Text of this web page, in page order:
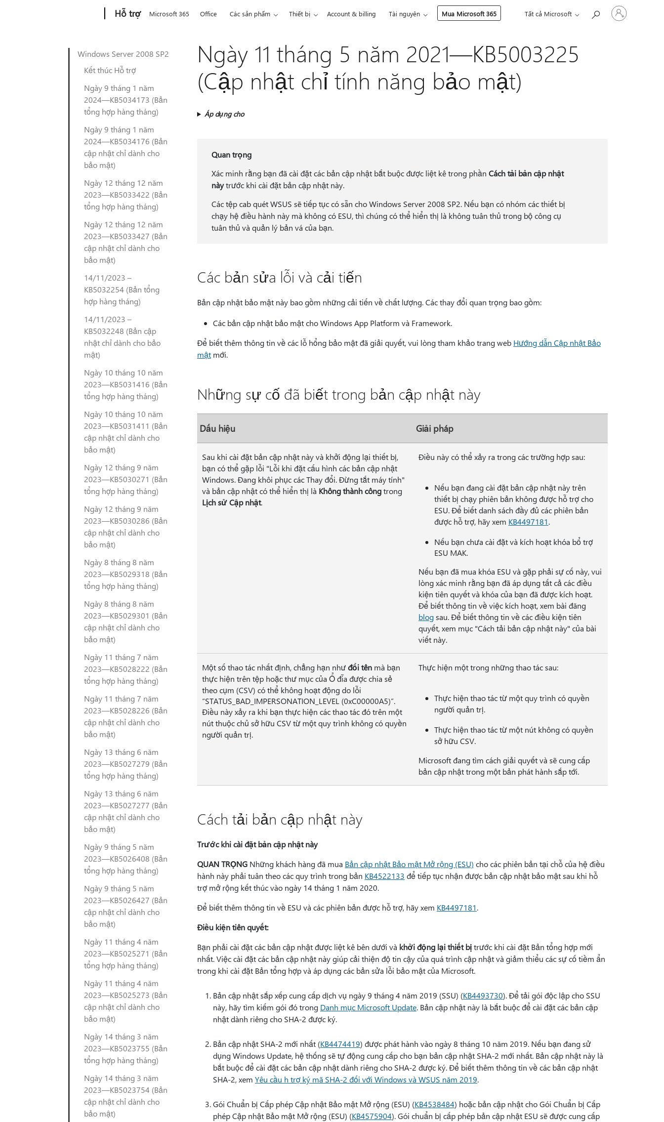
Hỗ trợ Microsoft 365 Office Các sản phẩm Thiết bị Account & billing Tài nguyên Mua Microsoft 365 Tất cả Microsoft
Đăng
nhập
Windows Server 2008 SP2
Kết thúc Hỗ trợ
Ngày 9 tháng 1 năm
2024—KB5034173 (Bản
tổng hợp hàng tháng)
Ngày 9 tháng 1 năm
2024—KB5034176 (Bản
cập nhật chỉ dành cho
bảo mật)
Ngày 12 tháng 12 năm
2023—KB5033422 (Bản
tổng hợp hàng tháng)
Ngày 12 tháng 12 năm
2023—KB5033427 (Bản
cập nhật chỉ dành cho
bảo mật)
14/11/2023 –
KB5032254 (Bản tổng
hợp hàng tháng)
14/11/2023 –
KB5032248 (Bản cập
nhật chỉ dành cho bảo
mật)
Ngày 10 tháng 10 năm
2023—KB5031416 (Bản
tổng hợp hàng tháng)
Ngày 10 tháng 10 năm
2023—KB5031411 (Bản
cập nhật chỉ dành cho
bảo mật)
Ngày 12 tháng 9 năm
2023—KB5030271 (Bản
tổng hợp hàng tháng)
Ngày 12 tháng 9 năm
2023—KB5030286 (Bản
cập nhật chỉ dành cho
bảo mật)
Ngày 8 tháng 8 năm
2023—KB5029318 (Bản
tổng hợp hàng tháng)
Ngày 8 tháng 8 năm
2023—KB5029301 (Bản
cập nhật chỉ dành cho
bảo mật)
Ngày 11 tháng 7 năm
2023—KB5028222 (Bản
tổng hợp hàng tháng)
Ngày 11 tháng 7 năm
2023—KB5028226 (Bản
cập nhật chỉ dành cho
bảo mật)
Ngày 13 tháng 6 năm
2023—KB5027279 (Bản
tổng hợp hàng tháng)
Ngày 13 tháng 6 năm
2023—KB5027277 (Bản
cập nhật chỉ dành cho
bảo mật)
Ngày 9 tháng 5 năm
2023—KB5026408 (Bản
tổng hợp hàng tháng)
Ngày 9 tháng 5 năm
2023—KB5026427 (Bản
cập nhật chỉ dành cho
bảo mật)
Ngày 11 tháng 4 năm
2023—KB5025271 (Bản
tổng hợp hàng tháng)
Ngày 11 tháng 4 năm
2023—KB5025273 (Bản
cập nhật chỉ dành cho
bảo mật)
Ngày 14 tháng 3 năm
2023—KB5023755 (Bản
tổng hợp hàng tháng)
Ngày 14 tháng 3 năm
2023—KB5023754 (Bản
cập nhật chỉ dành cho
bảo mật)
Ngày 11 tháng 5 năm 2021—KB5003225
(Cập nhật chỉ tính năng bảo mật)
Áp dụng cho
Quan trọng
Xác minh rằng bạn đã cài đặt các bản cập nhật bắt buộc được liệt kê trong phầnCách tải bản cập nhật
nàytrước khi cài đặt bản cập nhật này.
Các tệp cab quét WSUS sẽ tiếp tục có sẵn cho Windows Server 2008 SP2. Nếu bạn có nhóm các thiết bị
chạy hệ điều hành này mà không có ESU, thì chúng có thể hiển thị là không tuân thủ trong bộ công cụ
tuân thủ và quản lý bản vá của bạn.
Các bản sửa lỗi và cải tiến
Bản cập nhật bảo mật này bao gồm những cải tiến về chất lượng. Các thay đổi quan trọng bao gồm:
Các bản cập nhật bảo mật cho Windows App Platform và Framework.
Để biết thêm thông tin về các lỗ hổng bảo mật đã giải quyết, vui lòng tham khảo trang web Hướng dẫn Cập nhật Bảo
mật mới.
Những sự cố đã biết trong bản cập nhật này
Dấu hiệu Giải pháp
Sau khi cài đặt bản cập nhật này và khởi động lại thiết bị,
bạn có thể gặp lỗi "Lỗi khi đặt cấu hình các bản cập nhật
Windows. Đang khôi phục các Thay đổi. Đừng tắt máy tính"
và bản cập nhật có thể hiển thị là Không thành côngtrong
Lịch sử Cập nhật.
Điều này có thể xảy ra trong các trường hợp sau:
Nếu bạn đang cài đặt bản cập nhật này trên
thiết bị chạy phiên bản không được hỗ trợ cho
ESU. Để biết danh sách đầy đủ các phiên bản
được hỗ trợ, hãy xem KB4497181.
Nếu bạn chưa cài đặt và kích hoạt khóa bổ trợ
ESU MAK.
Nếu bạn đã mua khóa ESU và gặp phải sự cố này, vui
lòng xác minh rằng bạn đã áp dụng tất cả các điều
kiện tiên quyết và khóa của bạn đã được kích hoạt.
Để biết thông tin về việc kích hoạt, xem bài đăng
blogsau. Để biết thông tin về các điều kiện tiên
quyết, xem mục "Cách tải bản cập nhật này" của bài
viết này.
Một số thao tác nhất định, chẳng hạn nhưđổi tên mà bạn
thực hiện trên tệp hoặc thư mục của Ổ đĩa được chia sẻ
theo cụm (CSV) có thể không hoạt động do lỗi
“STATUS_BAD_IMPERSONATION_LEVEL (0xC00000A5)”.
Điều này xảy ra khi bạn thực hiện các thao tác đó trên một
nút thuộc chủ sở hữu CSV từ một quy trình không có quyền
người quản trị.
Thực hiện một trong những thao tác sau:
Thực hiện thao tác từ một quy trình có quyền
người quản trị.
Thực hiện thao tác từ một nút không có quyền
sở hữu CSV.
Microsoft đang tìm cách giải quyết và sẽ cung cấp
bản cập nhật trong một bản phát hành sắp tới.
Cách tải bản cập nhật này
Trước khi cài đặt bản cập nhật này
QUAN TRỌNG Những khách hàng đã mua Bản cập nhật Bảo mật Mở rộng (ESU) cho các phiên bản tại chỗ của hệ điều
hành này phải tuân theo các quy trình trong bản KB4522133 để tiếp tục nhận được bản cập nhật bảo mật sau khi hỗ
trợ mở rộng kết thúc vào ngày 14 tháng 1 năm 2020.
Để biết thêm thông tin về ESU và các phiên bản được hỗ trợ, hãy xem KB4497181.
Điều kiện tiên quyết:
Bạn phải cài đặt các bản cập nhật được liệt kê bên dưới và khởi động lại thiết bịtrước khi cài đặt Bản tổng hợp mới
nhất. Việc cài đặt các bản cập nhật này giúp cải thiện độ tin cậy của quá trình cập nhật và giảm thiểu các sự cố tiềm ẩn
trong khi cài đặt Bản tổng hợp và áp dụng các bản sửa lỗi bảo mật của Microsoft.
Bản cập nhật sắp xếp cung cấp dịch vụ ngày 9 tháng 4 năm 2019 (SSU) (KB4493730). Để tải gói độc lập cho SSU
này, hãy tìm kiếm gói đó trong Danh mục Microsoft Update. Bản cập nhật này là bắt buộc để cài đặt các bản cập
nhật dành riêng cho SHA-2 được ký.
Bản cập nhật SHA-2 mới nhất (KB4474419) được phát hành vào ngày 8 tháng 10 năm 2019. Nếu bạn đang sử
dụng Windows Update, hệ thống sẽ tự động cung cấp cho bạn bản cập nhật SHA-2 mới nhất. Bản cập nhật này là
bắt buộc để cài đặt các bản cập nhật dành riêng cho SHA-2 được ký. Để biết thêm thông tin về các bản cập nhật
SHA-2, xem Yêu cầu h trợ ký mã SHA-2 đối với Windows và WSUS năm 2019.
Gói Chuẩn bị Cấp phép Cập nhật Bảo mật Mở rộng (ESU) (KB4538484) hoặc bản cập nhật cho Gói Chuẩn bị Cấp
phép Cập nhật Bảo mật Mở rộng (ESU) (KB4575904). Gói chuẩn bị cấp phép bản cập nhật ESU sẽ được cung cấp